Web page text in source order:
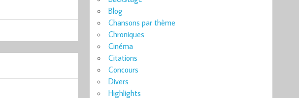
Blog
Chansons par thème
Chroniques
Cinéma
Citations
Concours
Divers
Highlights